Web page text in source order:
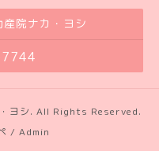
院ナカ・ヨシ
ヨシ. All Rights Reserved.
/ Admin